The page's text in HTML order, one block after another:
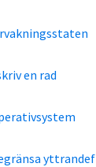
en rad